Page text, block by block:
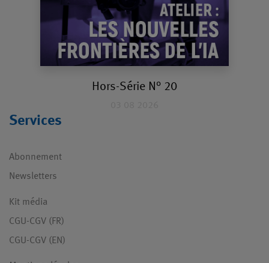
Hors-Série N° 20
Services
Abonnement
Newsletters
Kit média
CGU-CGV (FR)
CGU-CGV (EN)